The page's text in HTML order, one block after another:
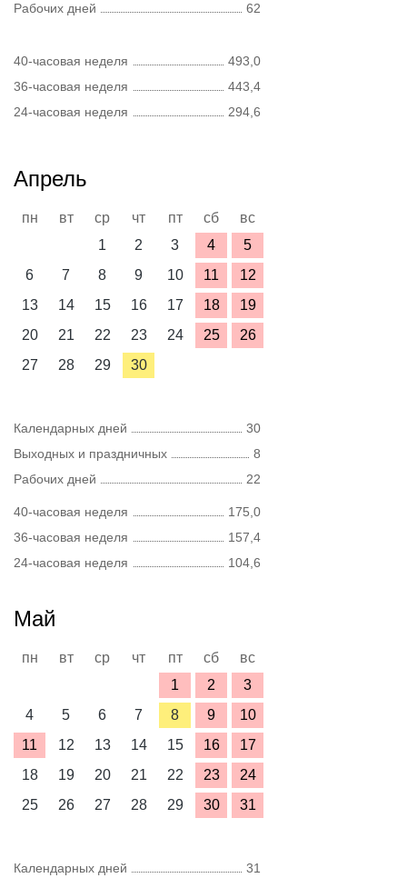
Рабочих дней
62
40-часовая неделя
493,0
36-часовая неделя
443,4
24-часовая неделя
294,6
Апрель
пн вт ср чт пт сб
вс
1
2 3 4
5
6
7 8 9 10 11
12
13
14 15 16 17 18
19
20
21 22 23 24 25
26
27
28 29 30
Календарных дней
30
Выходных и праздничных
8
Рабочих дней
22
40-часовая неделя
175,0
36-часовая неделя
157,4
24-часовая неделя
104,6
Май
пн вт ср чт пт сб
вс
1
2
3
4
5 6 7 8 9
10
11
12 13 14 15 16
17
18
19 20 21 22 23
24
25
26 27 28 29 30 31
Календарных дней
31